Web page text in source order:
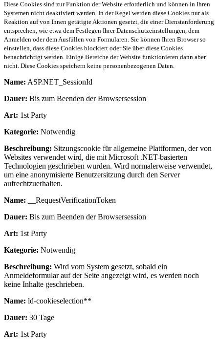
Diese Cookies sind zur Funktion der Website erforderlich und können in Ihren
Systemen nicht deaktiviert werden. In der Regel werden diese Cookies nur als
Reaktion auf von Ihnen getätigte Aktionen gesetzt, die einer Dienstanforderung
entsprechen, wie etwa dem Festlegen Ihrer Datenschutzeinstellungen, dem
Anmelden oder dem Ausfüllen von Formularen. Sie können Ihren Browser so
einstellen, dass diese Cookies blockiert oder Sie über diese Cookies
benachrichtigt werden. Einige Bereiche der Website funktionieren dann aber
nicht. Diese Cookies speichern keine personenbezogenen Daten.
Name: ASP.NET_SessionId
Dauer: Bis zum Beenden der Browsersession
Art: 1st Party
Kategorie: Notwendig
Beschreibung: Sitzungscookie für allgemeine Plattformen, der von
Websites verwendet wird, die mit Microsoft .NET-basierten
Technologien geschrieben wurden. Wird normalerweise verwendet,
um eine anonymisierte Benutzersitzung durch den Server
aufrechtzuerhalten.
Name: __RequestVerificationToken
Dauer: Bis zum Beenden der Browsersession
Art: 1st Party
Kategorie: Notwendig
Beschreibung: Wird vom System gesetzt, sobald ein
Anmeldeformular auf der Seite angezeigt wird, es werden noch
keine Inhalte geschrieben.
Name: ld-cookieselection**
Dauer: 30 Tage
Art: 1st Party